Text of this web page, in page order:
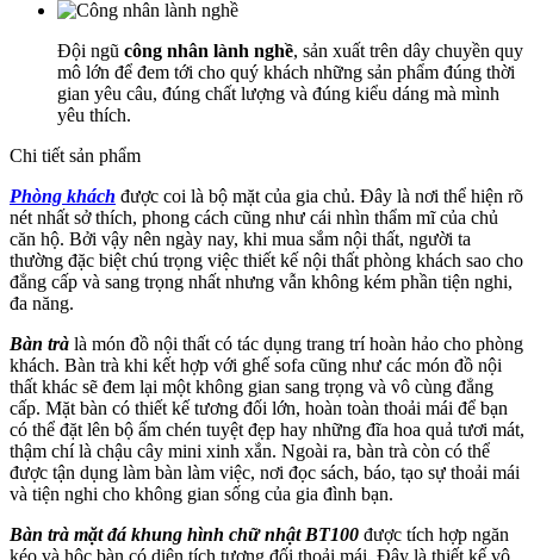
Đội ngũ công nhân lành nghề, sản xuất trên dây chuyền quy
mô lớn để đem tới cho quý khách những sản phẩm đúng thời
gian yêu câu, đúng chất lượng và đúng kiểu dáng mà mình
yêu thích.
Chi tiết sản phẩm
Phòng khách được coi là bộ mặt của gia chủ. Đây là nơi thể hiện rõ
nét nhất sở thích, phong cách cũng như cái nhìn thẩm mĩ của chủ
căn hộ. Bởi vậy nên ngày nay, khi mua sắm nội thất, người ta
thường đặc biệt chú trọng việc thiết kế nội thất phòng khách sao cho
đẳng cấp và sang trọng nhất nhưng vẫn không kém phần tiện nghi,
đa năng.
Bàn trà là món đồ nội thất có tác dụng trang trí hoàn hảo cho phòng
khách. Bàn trà khi kết hợp với ghế sofa cũng như các món đồ nội
thất khác sẽ đem lại một không gian sang trọng và vô cùng đẳng
cấp. Mặt bàn có thiết kế tương đối lớn, hoàn toàn thoải mái để bạn
có thể đặt lên bộ ấm chén tuyệt đẹp hay những đĩa hoa quả tươi mát,
thậm chí là chậu cây mini xinh xắn. Ngoài ra, bàn trà còn có thể
được tận dụng làm bàn làm việc, nơi đọc sách, báo, tạo sự thoải mái
và tiện nghi cho không gian sống của gia đình bạn.
Bàn trà mặt đá khung hình chữ nhật BT100 được tích hợp ngăn
kéo và hộc bàn có diện tích tương đối thoải mái. Đây là thiết kế vô